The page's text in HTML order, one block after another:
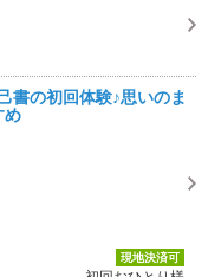
書の初回体験♪思いのま
め
現地決済可